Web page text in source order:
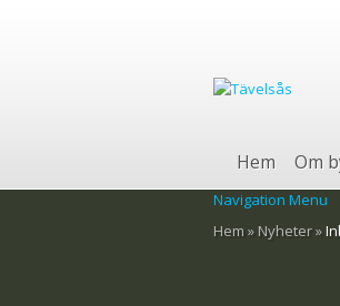
Hem Om
Navigation Menu
Hem » Nyheter»